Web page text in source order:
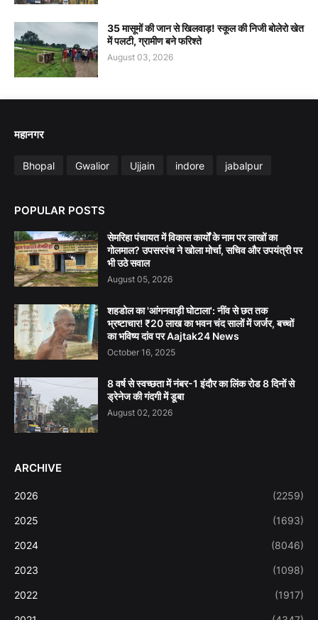
35 मासूमों की जान से खिलवाड़! स्कूल की निजी बोलेरो खेत
में पलटी, ग्रामीण बने फरिश्ते
August 03, 2026
महानगर
Bhopal Gwalior Ujjain indore jabalpur
POPULAR POSTS
सेमरिहा पंचायत में विकास कार्यों के नाम पर लाखों का
गोलमाल? उपसरपंच ने खोला मोर्चा, सचिव और उपयंत्री पर
भी उठे सवाल
August 05, 2026
शहडोल का 'आंगनवाड़ी घोटाला': नींव से छत तक
भ्रष्टाचार! ₹20 लाख का भवन चंद सालों में जर्जर, बच्चों
का भविष्य दांव पर Aajtak24 News
October 16, 2025
8 वर्ष से स्वच्छता में नंबर-1 इंदौर का लिंक रोड 8 दिनों से
ड्रेनेज की गंदगी में डूबा
August 02, 2026
ARCHIVE
2026 (2259)
2025 (1693)
2024 (8046)
2023 (1098)
2022 (1917)